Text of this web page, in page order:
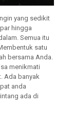
yang sedikit
hingga
Semua itu
satu
bersama Anda.
menikmati
Ada banyak
anda
ada di